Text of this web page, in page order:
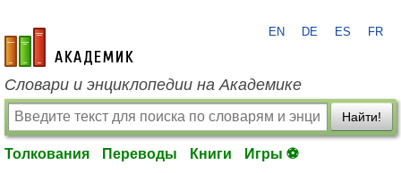
academic.ru
EN DE ES FR
Словари и энциклопедии на Академике
Найти!
Толкования Переводы Книги Игры ⚽